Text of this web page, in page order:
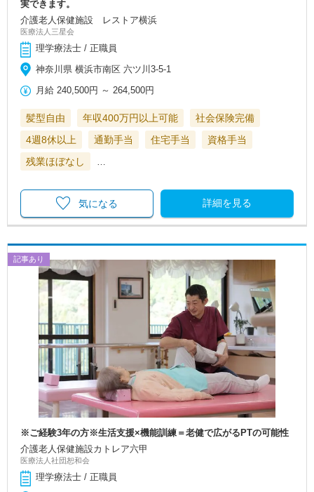
実できます。
介護老人保健施設 レストア横浜
医療法人三星会
理学療法士 / 正職員
神奈川県 横浜市南区 六ツ川3-5-1
月給 240,500円 ～264,500円
髪型自由 年収400万円以上可能
社会保険完備
4週8休以上
通勤手当 住宅手当
資格手当
残業ほぼなし
…
詳細を見る
気になる
記事あり
※ご経験3年の方※生活支援×機能訓練＝老健で広がるPTの可能性
介護老人保健施設カトレア六甲
医療法人社団恕和会
理学療法士 / 正職員